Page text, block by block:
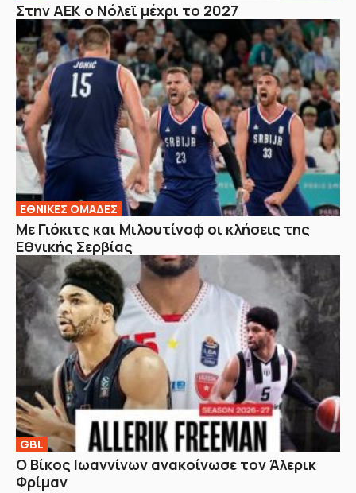
Στην ΑΕΚ ο Νόλεϊ μέχρι το 2027
EΘΝΙΚΕΣ OΜΑΔΕΣ
Με Γιόκιτς και Μιλουτίνοφ οι κλήσεις της
Εθνικής Σερβίας
GBL
Ο Βίκος Ιωαννίνων ανακοίνωσε τον Άλερικ
Φρίμαν